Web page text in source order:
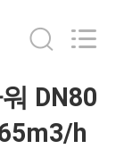
DN80
h